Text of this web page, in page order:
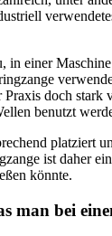
in einer
doch stark
benutzt
platziert
ist daher
könnte.
man bei